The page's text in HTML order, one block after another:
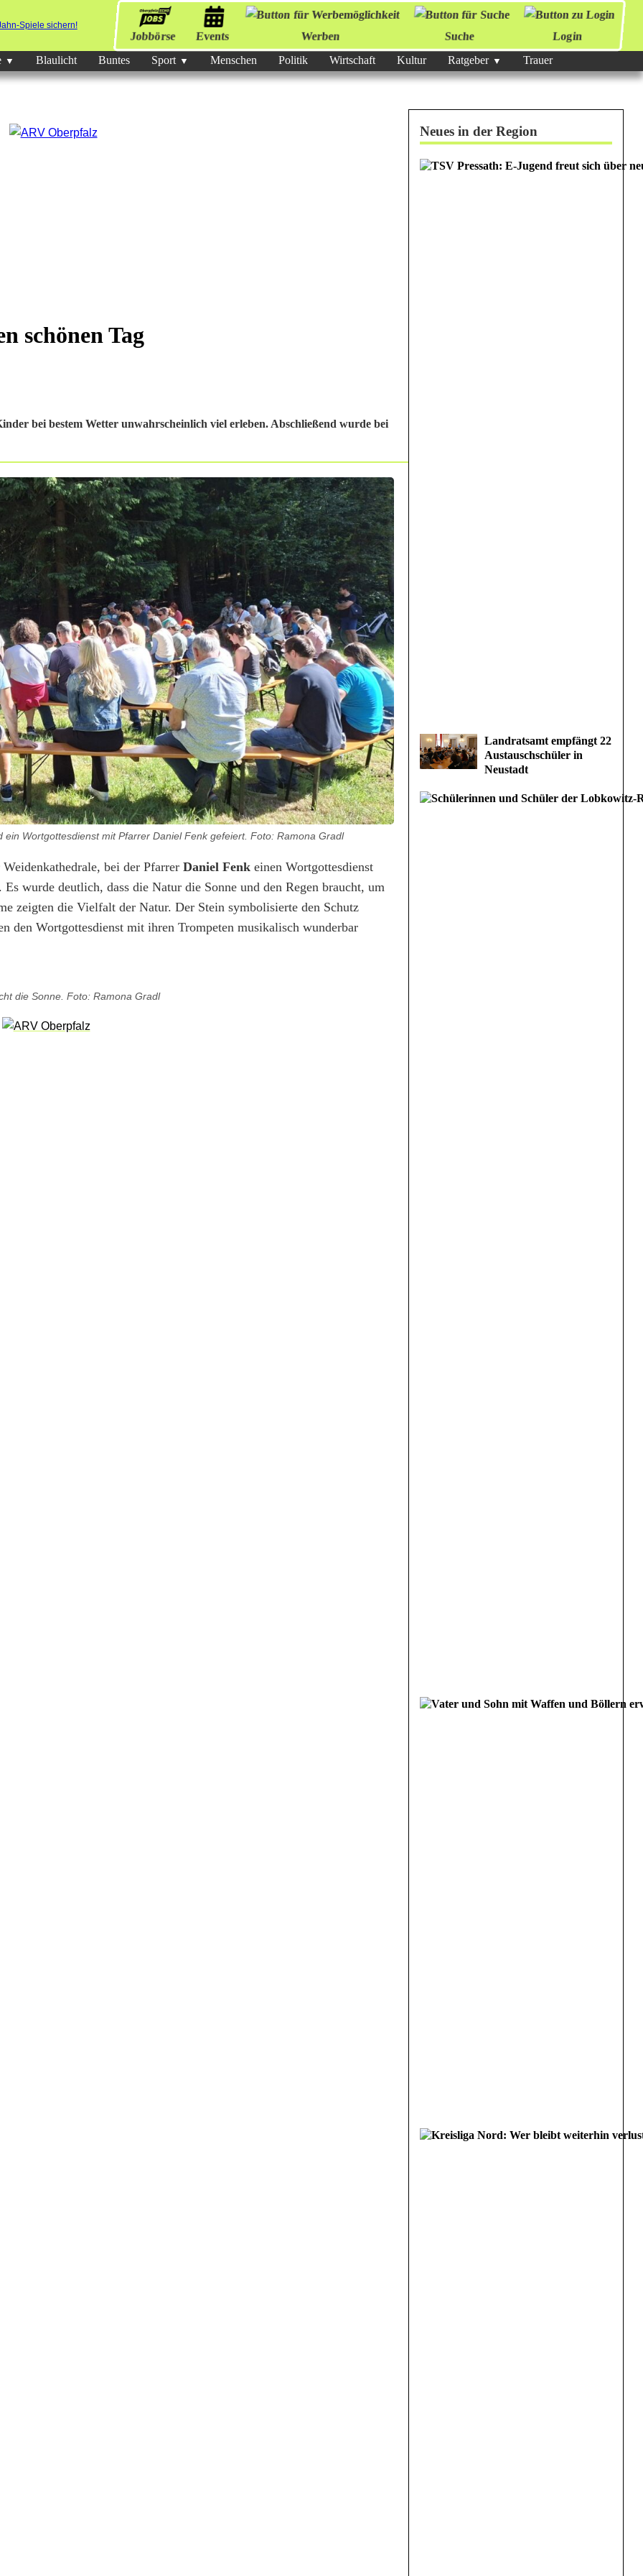
Jobbörse Events Werben Suche
Login
Blaulicht Buntes Sport Menschen Politik Wirtschaft Kultur Ratgeber Trauer
schönen Tag
bei bestem Wetter unwahrscheinlich viel erleben. Abschließend wurde bei
Wortgottesdienst mit Pfarrer Daniel Fenk gefeiert. Foto: Ramona Gradl
bei der Pfarrer Daniel Fenk einen Wortgottesdienst
wurde deutlich, dass die Natur die Sonne und den Regen braucht, um
zeigten die Vielfalt der Natur. Der Stein symbolisierte den Schutz
den Wortgottesdienst mit ihren Trompeten musikalisch wunderbar
die Sonne. Foto: Ramona Gradl
Neues in der Region
Landratsamt empfängt 22
Austauschschüler in
Neustadt